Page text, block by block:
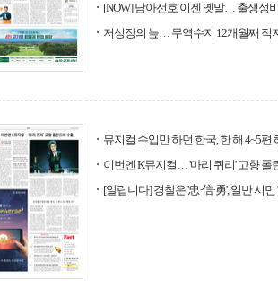
[NOW] 남아선호 이젠 옛말… 출생성
저성장의 늪… 무역수지 12개월째 적
뮤지컬 수입만 하던 한국, 한 해 4~5편
이번엔 K뮤지컬… '마리 퀴리' 고향 폴
[알립니다] 경찰은 '忠·信·勇', 일반 시